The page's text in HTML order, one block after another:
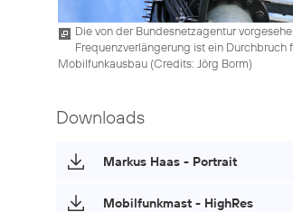
Die von der Bundesnetzagentur
Frequenzverlängerung ist ein Durchbruch
Mobilfunkausbau (Credits: Jörg Borm)
Downloads
Markus Haas - Portrait
Mobilfunkmast - HighRes